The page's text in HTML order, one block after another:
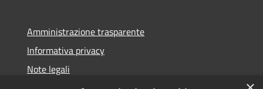
Amministrazione trasparente
Informativa privacy
Note legali